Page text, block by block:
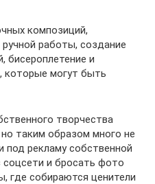
композиций,
работы, создание
бисероплетение и
которые могут быть
творчества
таким образом много не
под рекламу собственной
соцсети и бросать фото
где собираются ценители